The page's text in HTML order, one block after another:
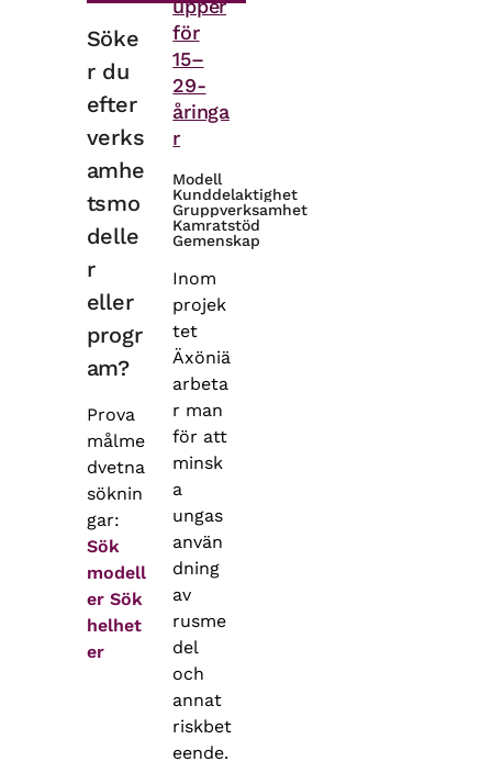
Söke
r du
efter
verks
amhe
tsmo
delle
r
eller
progr
am?
Prova
målme
dvetna
söknin
gar:
Sök
modell
er Sök
helhet
er
upper
för
15–
29-
åringa
r
Modell
Kunddelaktighet
Gruppverksamhet
Kamratstöd
Gemenskap
Inom
projek
tet
Äxöniä
arbeta
r man
för att
minsk
a
ungas
använ
dning
av
rusme
del
och
annat
riskbet
eende.